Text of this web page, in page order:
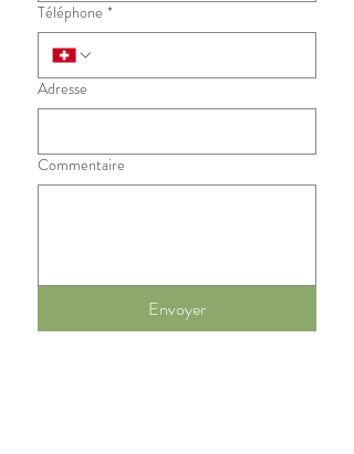
Téléphone *
Adresse
Commentaire
Envoyer